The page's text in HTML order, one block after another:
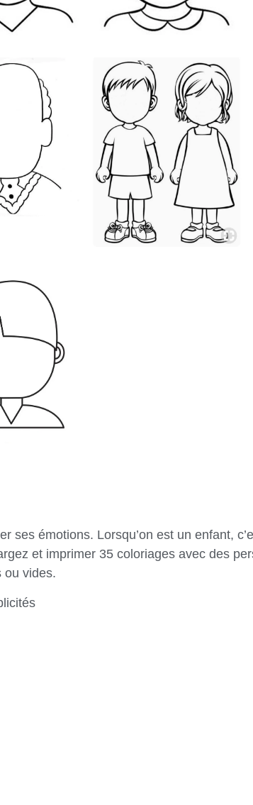
émotions. Lorsqu’on est un enfant,
et imprimer 35 coloriages avec des
ou vides.